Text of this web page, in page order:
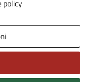
policy
una serie di
(si veda la
Cookie policy
estesa per i
possono